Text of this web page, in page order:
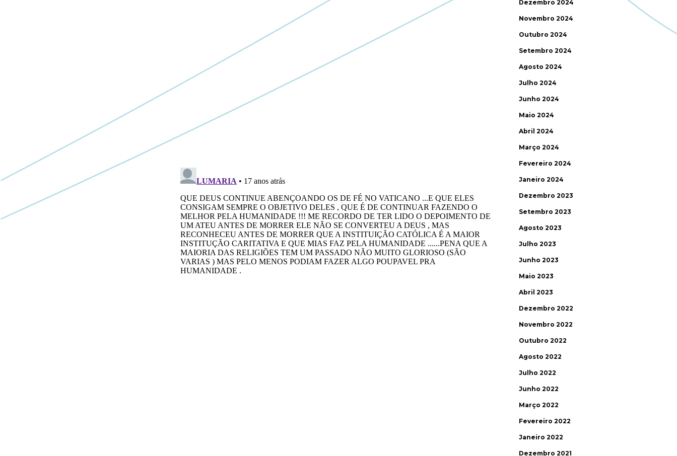
Dezembro 2024
Novembro 2024
Outubro 2024
Setembro 2024
Agosto 2024
Julho 2024
Junho 2024
Maio 2024
Abril 2024
Março 2024
Fevereiro 2024
Janeiro 2024
Dezembro 2023
Setembro 2023
Agosto 2023
Julho 2023
Junho 2023
Maio 2023
Abril 2023
Dezembro 2022
Novembro 2022
Outubro 2022
Agosto 2022
Julho 2022
Junho 2022
Março 2022
Fevereiro 2022
Janeiro 2022
Dezembro 2021